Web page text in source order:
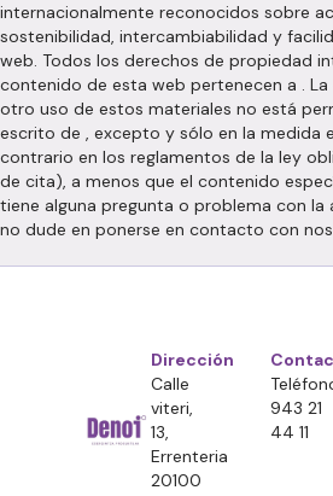
internacionalmente reconocidos sobre
sostenibilidad, intercambiabilidad y
web. Todos los derechos de propiedad
contenido de esta web pertenecen a .
otro uso de estos materiales no está
escrito de , excepto y sólo en la medida
contrario en los reglamentos de la ley
de cita), a menos que el contenido
tiene alguna pregunta o problema con la
no dude en ponerse en contacto con
Dirección
Calle
viteri,
13,
Errenteria
20100
943 21
44 11